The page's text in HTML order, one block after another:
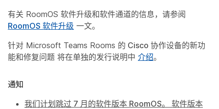
有关 RoomOS 软件升级和软件通道的信息，请参阅
RoomOS 软件升级 一文。
针对 Microsoft Teams Rooms 的 Cisco 协作设备的新功
能和修复问题 将在单独的发行说明中 介绍。
通知
我们计划跳过 7 月的软件版本 RoomOS。 软件版本